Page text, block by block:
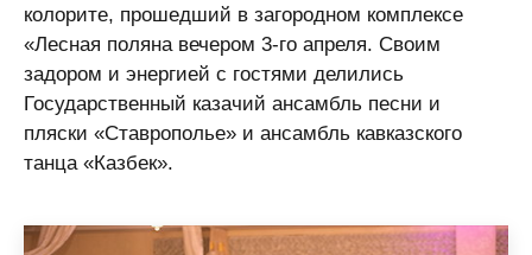
колорите, прошедший в загородном комплексе
«Лесная поляна вечером 3-го апреля. Своим
задором и энергией с гостями делились
Государственный казачий ансамбль песни и
пляски «Ставрополье» и ансамбль кавказского
танца «Казбек».